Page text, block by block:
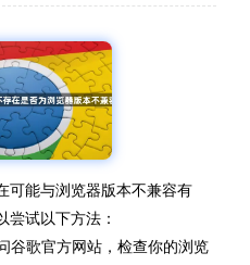
可能与浏览器版本不兼容有
尝试以下方法：
谷歌官方网站，检查你的浏览